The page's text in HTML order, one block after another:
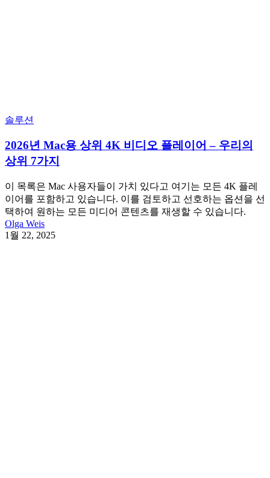
솔루션
2026년 Mac용 상위 4K 비디오 플레이어 – 우리의
상위 7가지
이 목록은 Mac 사용자들이 가치 있다고 여기는 모든 4K 플레
이어를 포함하고 있습니다. 이를 검토하고 선호하는 옵션을 선
택하여 원하는 모든 미디어 콘텐츠를 재생할 수 있습니다.
Olga Weis
1월 22, 2025